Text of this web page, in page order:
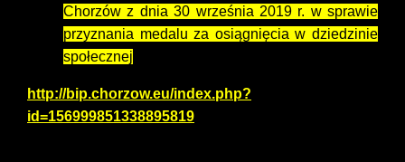
Chorzów z dnia 30 września 2019 r. w sprawie
przyznania medalu za osiągnięcia w dziedzinie
społecznej
http://bip.chorzow.eu/index.php?
id=156999851338895819